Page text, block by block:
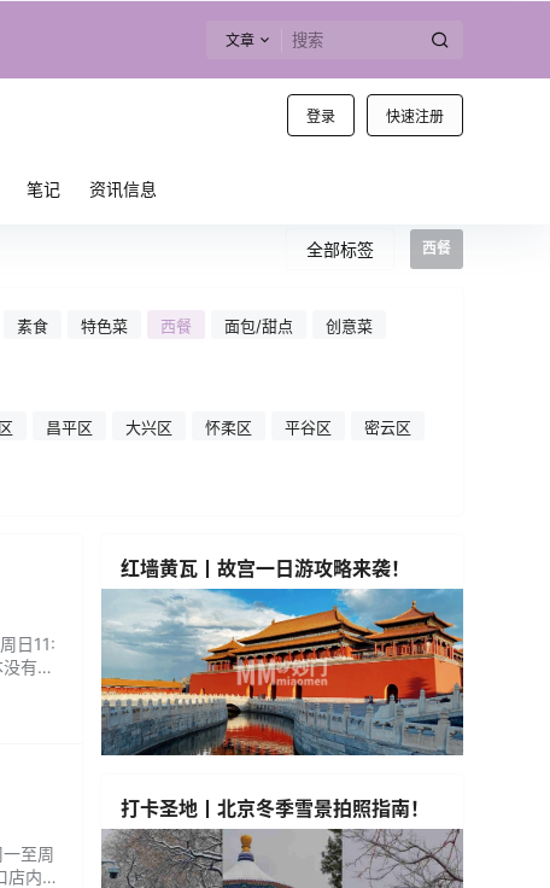
文章
登录 快速注册
笔记 资讯信息
全部标签 西餐
素食 特色菜 西餐 面包/甜点 创意菜
昌平区 大兴区 怀柔区 平谷区 密云区
日11:
有踩
至周
内的
红墙黄瓦丨故宫一日游攻略来袭！
打卡圣地丨北京冬季雪景拍照指南！